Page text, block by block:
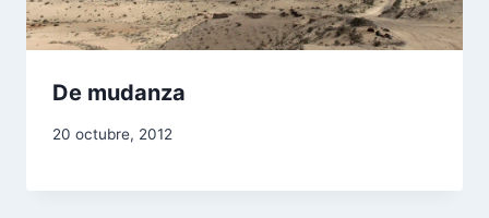
De mudanza
20 octubre, 2012